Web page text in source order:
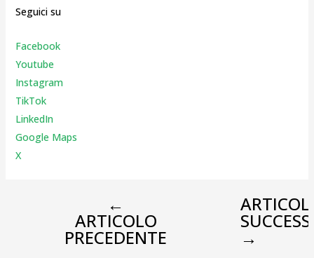
Seguici su
Facebook
Youtube
Instagram
TikTok
LinkedIn
Google Maps
X
←
ARTICOLO
PRECEDENTE →